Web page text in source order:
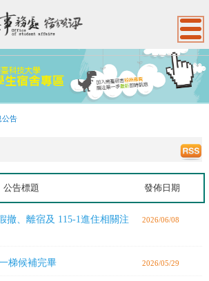
公告
公告標題 發佈日期
撤、離宿及 115-1進住相關注
2026/06/08
梯候補完畢 2026/05/29